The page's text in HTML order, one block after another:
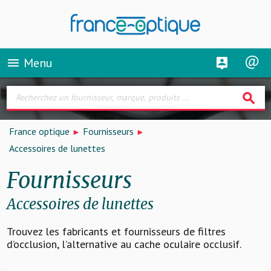
menu Menu
search
France optique
Fournisseurs
Accessoires de lunettes
Fournisseurs
Accessoires de lunettes
Trouvez les fabricants et fournisseurs de filtres
d’occlusion, l’alternative au cache oculaire occlusif.